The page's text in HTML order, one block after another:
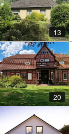
13
20